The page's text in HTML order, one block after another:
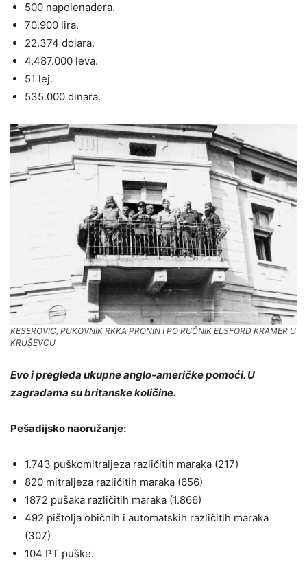
500 napolenadera.
70.900 lira.
22.374 dolara.
4.487.000 leva.
51 lej.
535.000 dinara.
KESEROVIC, PUKOVNIK RKKA PRONIN I PO RUČNIK ELSFORD KRAMER U
KRUŠEVCU
Evo i pregleda ukupne anglo-američke pomoći. U
zagradama su britanske količine.
Pešadijsko naoružanje:
1.743 puškomitraljeza različitih maraka (217)
820 mitraljeza različitih maraka (656)
1872 pušaka različitih maraka (1.866)
492 pištolja običnih i automatskih različitih maraka
(307)
104 PT puške.